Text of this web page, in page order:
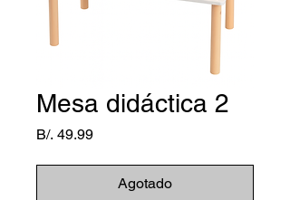
Mesa didáctica 2
B/. 49.99Precio
Agotado